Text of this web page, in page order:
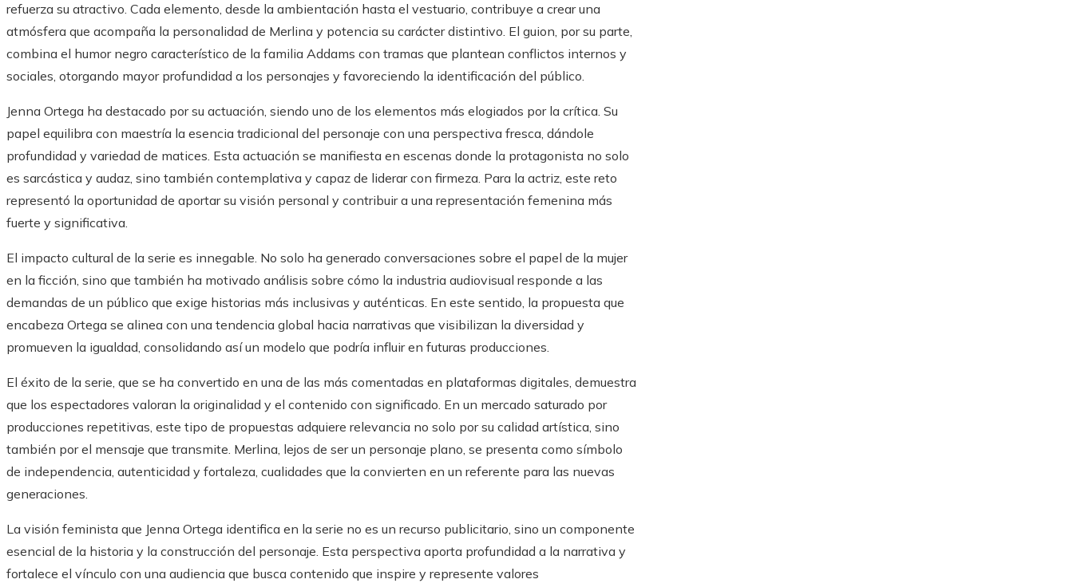
refuerza su atractivo. Cada elemento, desde la ambientación hasta el vestuario, contribuye a crear una
atmósfera que acompaña la personalidad de Merlina y potencia su carácter distintivo. El guion, por su parte,
combina el humor negro característico de la familia Addams con tramas que plantean conflictos internos y
sociales, otorgando mayor profundidad a los personajes y favoreciendo la identificación del público.
Jenna Ortega ha destacado por su actuación, siendo uno de los elementos más elogiados por la crítica. Su
papel equilibra con maestría la esencia tradicional del personaje con una perspectiva fresca, dándole
profundidad y variedad de matices. Esta actuación se manifiesta en escenas donde la protagonista no solo
es sarcástica y audaz, sino también contemplativa y capaz de liderar con firmeza. Para la actriz, este reto
representó la oportunidad de aportar su visión personal y contribuir a una representación femenina más
fuerte y significativa.
El impacto cultural de la serie es innegable. No solo ha generado conversaciones sobre el papel de la mujer
en la ficción, sino que también ha motivado análisis sobre cómo la industria audiovisual responde a las
demandas de un público que exige historias más inclusivas y auténticas. En este sentido, la propuesta que
encabeza Ortega se alinea con una tendencia global hacia narrativas que visibilizan la diversidad y
promueven la igualdad, consolidando así un modelo que podría influir en futuras producciones.
El éxito de la serie, que se ha convertido en una de las más comentadas en plataformas digitales, demuestra
que los espectadores valoran la originalidad y el contenido con significado. En un mercado saturado por
producciones repetitivas, este tipo de propuestas adquiere relevancia no solo por su calidad artística, sino
también por el mensaje que transmite. Merlina, lejos de ser un personaje plano, se presenta como símbolo
de independencia, autenticidad y fortaleza, cualidades que la convierten en un referente para las nuevas
generaciones.
La visión feminista que Jenna Ortega identifica en la serie no es un recurso publicitario, sino un componente
esencial de la historia y la construcción del personaje. Esta perspectiva aporta profundidad a la narrativa y
fortalece el vínculo con una audiencia que busca contenido que inspire y represente valores